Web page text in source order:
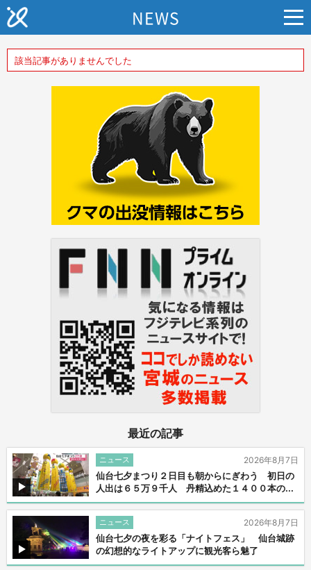
NEWS
該当記事がありませんでした
最近の記事
ニュース
仙台七夕まつり２日目も朝からにぎわう 初日の
人出は６５万９千人 丹精込めた１４００本の...
2026年8月7日
ニュース
仙台七夕の夜を彩る「ナイトフェス」 仙台城跡
の幻想的なライトアップに観光客ら魅了
2026年8月7日